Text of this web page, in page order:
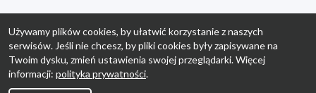
Używamy plików cookies, by ułatwić korzystanie z naszych
serwisów. Jeśli nie chcesz, by pliki cookies były zapisywane na
Twoim dysku, zmień ustawienia swojej przeglądarki. Więcej
informacji: polityka prywatności.